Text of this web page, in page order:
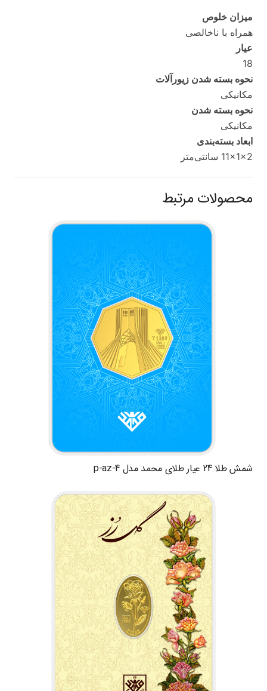
میزان خلوص
همراه با ناخالصی
عیار
18
نحوه بسته شدن زیورآلات
مکانیکی
نحوه بسته شدن
مکانیکی
ابعاد بسته‌بندی
11x1x2 سانتی‌متر
محصولات مرتبط
شمش طلا 24 عیار طلای محمد مدل p-az-4